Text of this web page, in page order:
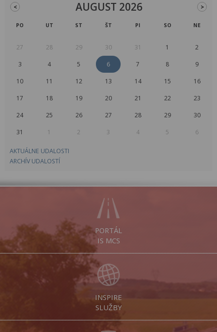
< AUGUST 2026 >
PO UT ST ŠT PI SO NE
27 28 29 30 31 1 2
3 4 5 6 7 8 9
10 11 12 13 14 15 16
17 18 19 20 21 22 23
24 25 26 27 28 29 30
31 1 2 3 4 5 6
AKTUÁLNE UDALOSTI
ARCHÍV UDALOSTÍ
PORTÁL
IS MCS
INSPIRE
SLUŽBY